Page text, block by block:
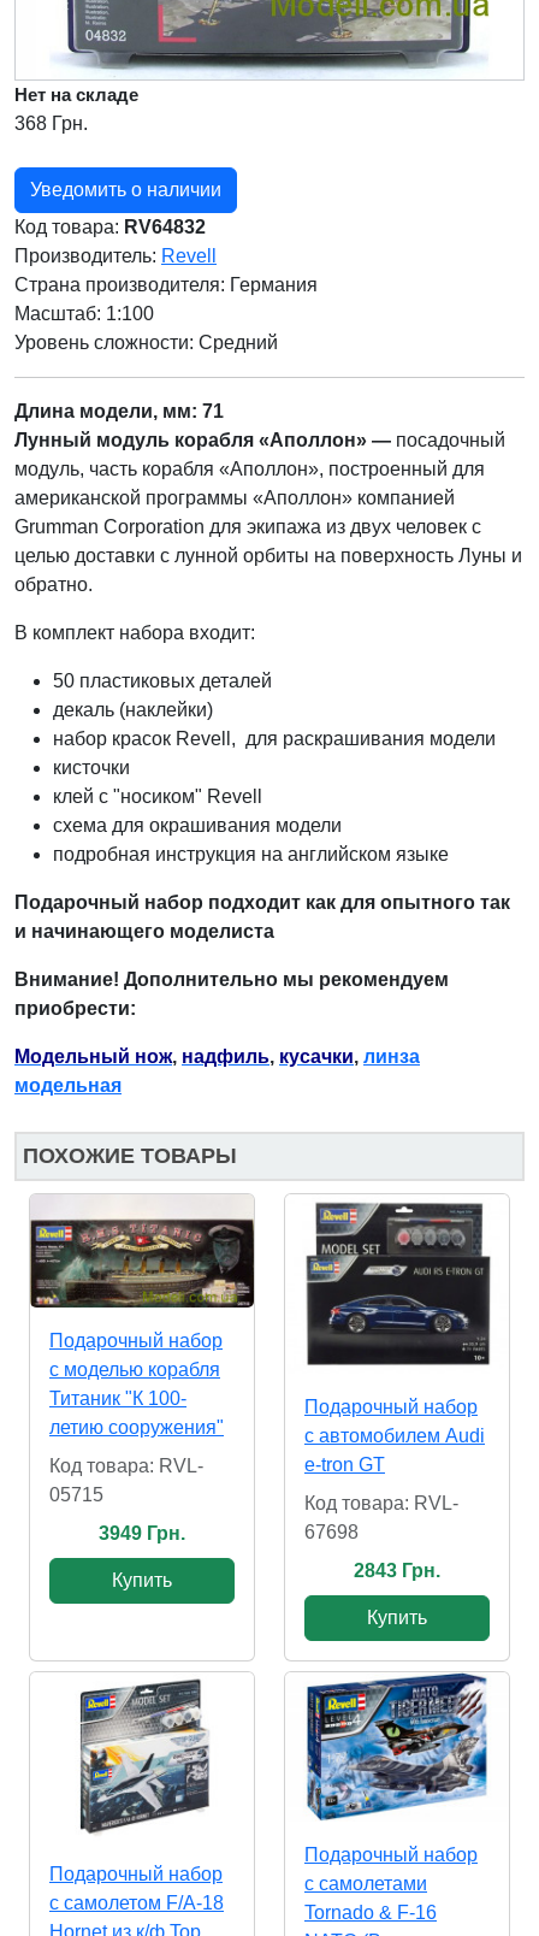
Нет на складе
368 Грн.
Уведомить о наличии
Код товара: RV64832
Производитель: Revell
Страна производителя: Германия
Масштаб: 1:100
Уровень сложности: Cредний
Длина модели, мм: 71
Лунный модуль корабля «Аполлон» — посадочный
модуль, часть корабля «Аполлон», построенный для
американской программы «Аполлон» компанией
Grumman Corporation для экипажа из двух человек с
целью доставки с лунной орбиты на поверхность Луны и
обратно.
В комплект набора входит:
50 пластиковых деталей
декаль (наклейки)
набор красок Revell, для раскрашивания модели
кисточки
клей с "носиком" Revell
схема для окрашивания модели
подробная инструкция на английском языке
Подарочный набор подходит как для опытного так
и начинающего моделиста
Внимание! Дополнительно мы рекомендуем
приобрести:
Модельный нож, надфиль, кусачки, линза
модельная
ПОХОЖИЕ ТОВАРЫ
Подарочный набор
с моделью корабля
Титаник "К 100-
летию сооружения"
Код товара: RVL-
05715
3949 Грн.
Купить
Подарочный набор
с автомобилем Audi
e-tron GT
Код товара: RVL-
67698
2843 Грн.
Купить
Подарочный набор
с самолетом F/A-18
Hornet из к/ф Top
Подарочный набор
с самолетами
Tornado & F-16